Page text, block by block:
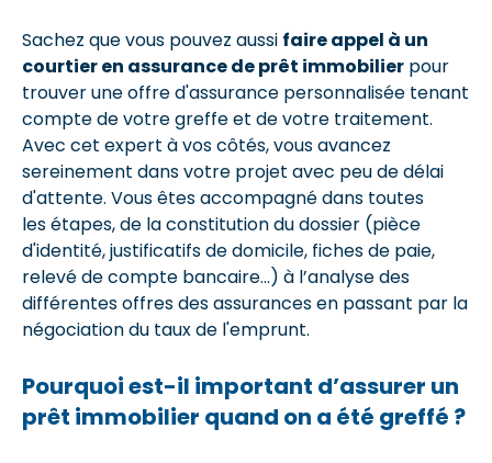
Sachez que vous pouvez aussi faire appel à un
courtier en assurance de prêt immobilier pour
trouver une offre d'assurance personnalisée tenant
compte de votre greffe et de votre traitement.
Avec cet expert à vos côtés, vous avancez
sereinement dans votre projet avec peu de délai
d'attente. Vous êtes accompagné dans toutes
les étapes, de la constitution du dossier (pièce
d'identité, justificatifs de domicile, fiches de paie,
relevé de compte bancaire...) à l’analyse des
différentes offres des assurances en passant par la
négociation du taux de l'emprunt.
Pourquoi est-il important d’assurer un
prêt immobilier quand on a été greffé ?